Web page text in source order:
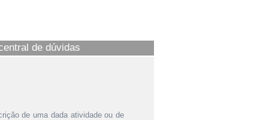
de dúvidas
de uma dada atividade ou de